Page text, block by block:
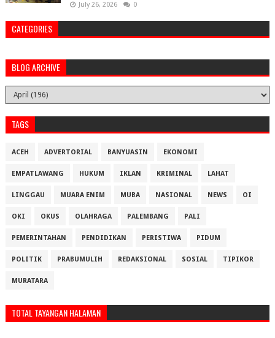
July 26, 2026 0
CATEGORIES
BLOG ARCHIVE
TAGS
ACEH ADVERTORIAL BANYUASIN EKONOMI
EMPATLAWANG HUKUM IKLAN KRIMINAL LAHAT
LINGGAU MUARA ENIM MUBA NASIONAL NEWS OI
OKI OKUS OLAHRAGA PALEMBANG PALI
PEMERINTAHAN PENDIDIKAN PERISTIWA PIDUM
POLITIK PRABUMULIH REDAKSIONAL SOSIAL TIPIKOR
MURATARA
TOTAL TAYANGAN HALAMAN